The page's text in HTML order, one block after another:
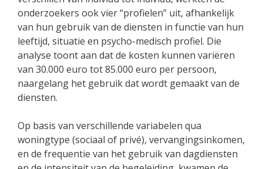
onderzoekers ook vier “profielen” uit, afhankelijk
van hun gebruik van de diensten in functie van hun
leeftijd, situatie en psycho-medisch profiel. Die
analyse toont aan dat de kosten kunnen variëren
van 30.000 euro tot 85.000 euro per persoon,
naargelang het gebruik dat wordt gemaakt van de
diensten.
Op basis van verschillende variabelen qua
woningtype (sociaal of privé), vervangingsinkomen,
en de frequentie van het gebruik van dagdiensten